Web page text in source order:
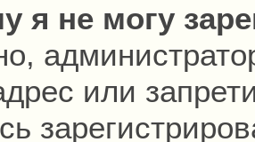
я не могу
или